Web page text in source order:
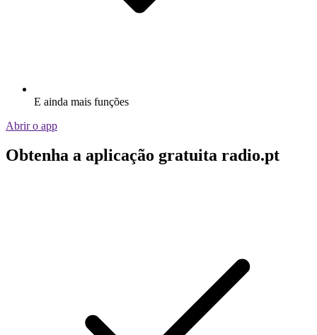
E ainda mais funções
Abrir o app
Obtenha a aplicação gratuita radio.pt